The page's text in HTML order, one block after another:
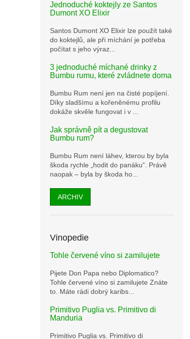
Jednoduché koktejly ze Santos
Dumont XO Elixir
Santos Dumont XO Elixir lze použít také
do koktejlů, ale při míchání je potřeba
počítat s jeho výraz...
3 jednoduché míchané drinky z
Bumbu rumu, které zvládnete doma
Bumbu Rum není jen na čisté popíjení.
Díky sladšímu a kořeněnému profilu
dokáže skvěle fungovat i v ...
Jak správně pít a degustovat
Bumbu rum?
Bumbu Rum není láhev, kterou by byla
škoda rychle „hodit do panáku“. Právě
naopak – byla by škoda ho...
ARCHIV
Vinopedie
Tohle červené víno si zamilujete
Pijete Don Papa nebo Diplomatico?
Tohle červené víno si zamilujete Znáte
to. Máte rádi dobrý karibs...
Primitivo Puglia vs. Primitivo di
Manduria
Primitivo Puglia vs. Primitivo di